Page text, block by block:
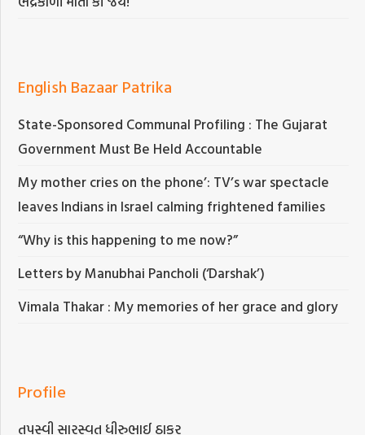
English Bazaar Patrika
State-Sponsored Communal Profiling : The Gujarat
Government Must Be Held Accountable
My mother cries on the phone’: TV’s war spectacle
leaves Indians in Israel calming frightened families
“Why is this happening to me now?”
Letters by Manubhai Pancholi (‘Darshak’)
Vimala Thakar : My memories of her grace and glory
Profile
તપસ્વી સારસ્વત ધીરુભાઈ ઠાકર